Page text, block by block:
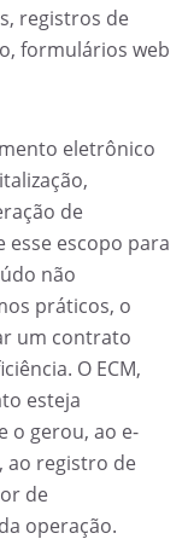
registros de
formulários web
eletrônico
de
esse escopo para
não
práticos, o
um contrato
O ECM,
esteja
o gerou, ao e-
ao registro de
de
operação.